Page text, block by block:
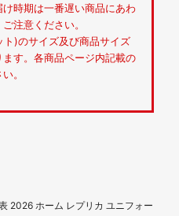
時期は一番遅い商品にあわ
注意ください。
)のサイズ及び商品サイズ
す。各商品ページ内記載の
。
2026 ホーム レプリカ ユニフォー